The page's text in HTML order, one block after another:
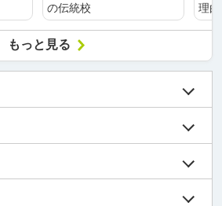
の伝統校
理
もっと見る